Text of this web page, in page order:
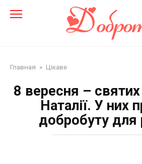
Главная » Цікаве
8 вересня –
Наталії. У них
добробуту для